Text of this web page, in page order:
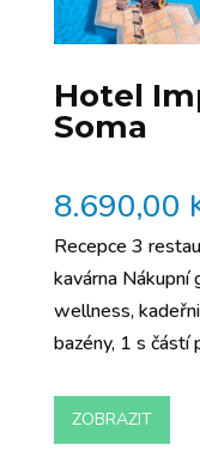
Hotel
Soma
8.690,00
Recepce 3
kavárna
wellness,
bazény, 1 s částí
ZOBRAZIT